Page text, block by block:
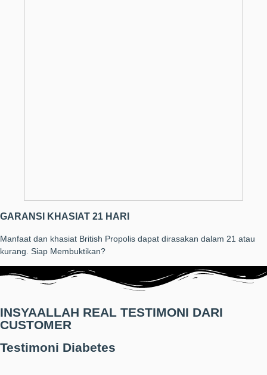
GARANSI KHASIAT 21 HARI
Manfaat dan khasiat British Propolis dapat dirasakan dalam 21 atau
kurang. Siap Membuktikan?
INSYAALLAH REAL TESTIMONI DARI
CUSTOMER
Testimoni Diabetes